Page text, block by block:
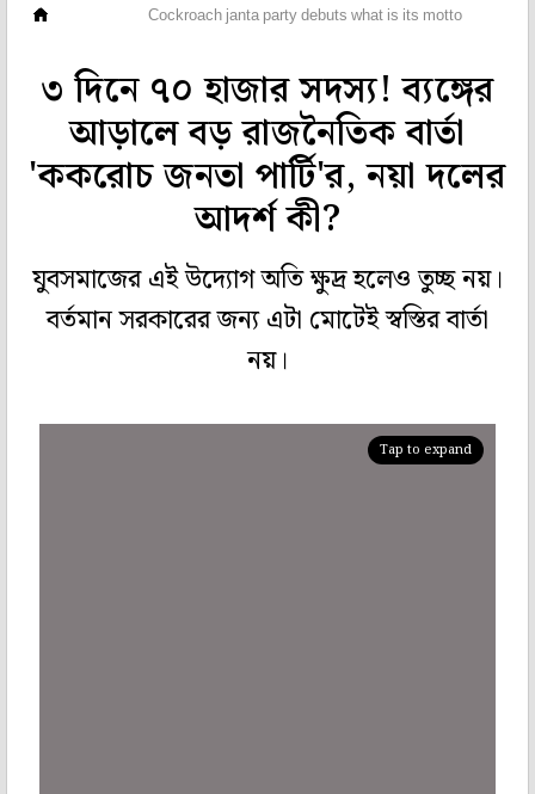
Cockroach janta party debuts what is its motto
৩ দিনে ৭০ হাজার সদস্য! ব্যঙ্গের
আড়ালে বড় রাজনৈতিক বার্তা
'ককরোচ জনতা পার্টি'র, নয়া দলের
আদর্শ কী?
যুবসমাজের এই উদ্যোগ অতি ক্ষুদ্র হলেও তুচ্ছ নয়।
বর্তমান সরকারের জন্য এটা মোটেই স্বস্তির বার্তা
নয়।
Tap to expand